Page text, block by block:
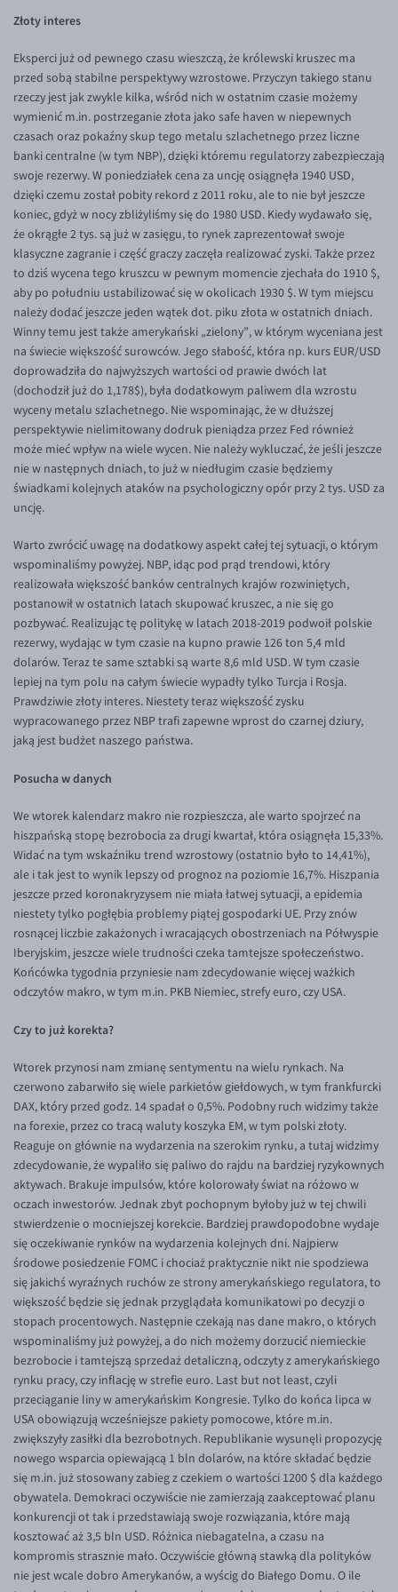
Inne pary walutowe
BGN/PLN
CAD/PLN
CNY/PLN
HKD/PLN
HUF/PLN
ILS/PLN
JPY/PLN
NZD/PLN
RON/PLN
SGD/PLN
TRY/PLN
ZAR/PLN
EUR/USD
EUR/GBP
EUR/CHF
EUR/DKK
EUR/NOK
EUR/SEK
EUR/AUD
EUR/BGN
EUR/CAD
EUR/CNY
EUR/HKD
EUR/HUF
EUR/JPY
EUR/NZD
EUR/RON
EUR/SGD
EUR/TRY
EUR/ZAR
USD/CHF
GBP/CHF
Aplikacja mobilna
Pomoc
Pomoc
FAQ
Konto i opłaty
Wymiana walut
Banki i przelewy
Przelewy zagraniczne
Słowniczek
Poradnik
Kontakt
Dla mediów
PL
Złoty interes
Eksperci już od pewnego czasu wieszczą, że królewski kruszec ma
przed sobą stabilne perspektywy wzrostowe. Przyczyn takiego stanu
rzeczy jest jak zwykle kilka, wśród nich w ostatnim czasie możemy
wymienić m.in. postrzeganie złota jako safe haven w niepewnych
czasach oraz pokaźny skup tego metalu szlachetnego przez liczne
banki centralne (w tym NBP), dzięki któremu regulatorzy zabezpieczają
swoje rezerwy. W poniedziałek cena za uncję osiągnęła 1940 USD,
dzięki czemu został pobity rekord z 2011 roku, ale to nie był jeszcze
koniec, gdyż w nocy zbliżyliśmy się do 1980 USD. Kiedy wydawało się,
że okrągłe 2 tys. są już w zasięgu, to rynek zaprezentował swoje
klasyczne zagranie i część graczy zaczęła realizować zyski. Także przez
to dziś wycena tego kruszcu w pewnym momencie zjechała do 1910 $,
aby po południu ustabilizować się w okolicach 1930 $. W tym miejscu
należy dodać jeszcze jeden wątek dot. piku złota w ostatnich dniach.
Winny temu jest także amerykański „zielony”, w którym wyceniana jest
na świecie większość surowców. Jego słabość, która np. kurs EUR/USD
doprowadziła do najwyższych wartości od prawie dwóch lat
(dochodził już do 1,178$), była dodatkowym paliwem dla wzrostu
wyceny metalu szlachetnego. Nie wspominając, że w dłuższej
perspektywie nielimitowany dodruk pieniądza przez Fed również
może mieć wpływ na wiele wycen. Nie należy wykluczać, że jeśli jeszcze
nie w następnych dniach, to już w niedługim czasie będziemy
świadkami kolejnych ataków na psychologiczny opór przy 2 tys. USD za
uncję.
Warto zwrócić uwagę na dodatkowy aspekt całej tej sytuacji, o którym
wspominaliśmy powyżej. NBP, idąc pod prąd trendowi, który
realizowała większość banków centralnych krajów rozwiniętych,
postanowił w ostatnich latach skupować kruszec, a nie się go
pozbywać. Realizując tę politykę w latach 2018-2019 podwoił polskie
rezerwy, wydając w tym czasie na kupno prawie 126 ton 5,4 mld
dolarów. Teraz te same sztabki są warte 8,6 mld USD. W tym czasie
lepiej na tym polu na całym świecie wypadły tylko Turcja i Rosja.
Prawdziwie złoty interes. Niestety teraz większość zysku
wypracowanego przez NBP trafi zapewne wprost do czarnej dziury,
jaką jest budżet naszego państwa.
Posucha w danych
We wtorek kalendarz makro nie rozpieszcza, ale warto spojrzeć na
hiszpańską stopę bezrobocia za drugi kwartał, która osiągnęła 15,33%.
Widać na tym wskaźniku trend wzrostowy (ostatnio było to 14,41%),
ale i tak jest to wynik lepszy od prognoz na poziomie 16,7%. Hiszpania
jeszcze przed koronakryzysem nie miała łatwej sytuacji, a epidemia
niestety tylko pogłębia problemy piątej gospodarki UE. Przy znów
rosnącej liczbie zakażonych i wracających obostrzeniach na Półwyspie
Iberyjskim, jeszcze wiele trudności czeka tamtejsze społeczeństwo.
Końcówka tygodnia przyniesie nam zdecydowanie więcej ważkich
odczytów makro, w tym m.in. PKB Niemiec, strefy euro, czy USA.
Czy to już korekta?
Wtorek przynosi nam zmianę sentymentu na wielu rynkach. Na
czerwono zabarwiło się wiele parkietów giełdowych, w tym frankfurcki
DAX, który przed godz. 14 spadał o 0,5%. Podobny ruch widzimy także
na forexie, przez co tracą waluty koszyka EM, w tym polski złoty.
Reaguje on głównie na wydarzenia na szerokim rynku, a tutaj widzimy
zdecydowanie, że wypaliło się paliwo do rajdu na bardziej ryzykownych
aktywach. Brakuje impulsów, które kolorowały świat na różowo w
oczach inwestorów. Jednak zbyt pochopnym byłoby już w tej chwili
stwierdzenie o mocniejszej korekcie. Bardziej prawdopodobne wydaje
się oczekiwanie rynków na wydarzenia kolejnych dni. Najpierw
środowe posiedzenie FOMC i chociaż praktycznie nikt nie spodziewa
się jakichś wyraźnych ruchów ze strony amerykańskiego regulatora, to
większość będzie się jednak przyglądała komunikatowi po decyzji o
stopach procentowych. Następnie czekają nas dane makro, o których
wspominaliśmy już powyżej, a do nich możemy dorzucić niemieckie
bezrobocie i tamtejszą sprzedaż detaliczną, odczyty z amerykańskiego
rynku pracy, czy inflację w strefie euro. Last but not least, czyli
przeciąganie liny w amerykańskim Kongresie. Tylko do końca lipca w
USA obowiązują wcześniejsze pakiety pomocowe, które m.in.
zwiększyły zasiłki dla bezrobotnych. Republikanie wysunęli propozycję
nowego wsparcia opiewającą 1 bln dolarów, na które składać będzie
się m.in. już stosowany zabieg z czekiem o wartości 1200 $ dla każdego
obywatela. Demokraci oczywiście nie zamierzają zaakceptować planu
konkurencji ot tak i przedstawiają swoje rozwiązania, które mają
kosztować aż 3,5 bln USD. Różnica niebagatelna, a czasu na
kompromis strasznie mało. Oczywiście główną stawką dla polityków
nie jest wcale dobro Amerykanów, a wyścig do Białego Domu. O ile